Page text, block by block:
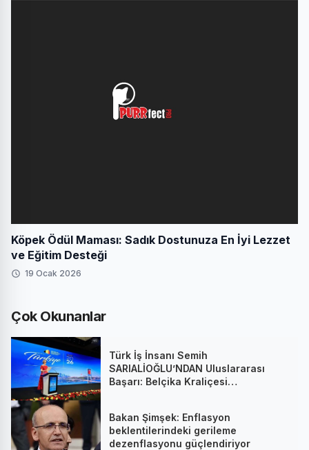
Köpek Ödül Maması: Sadık Dostunuza En İyi Lezzet
ve Eğitim Desteği
19 Ocak 2026
Çok Okunanlar
Türk İş İnsanı Semih
SARIALİOĞLU’NDAN Uluslararası
Başarı: Belçika Kraliçesi
Bakan Şimşek: Enflasyon
beklentilerindeki gerileme
dezenflasyonu güçlendiriyor